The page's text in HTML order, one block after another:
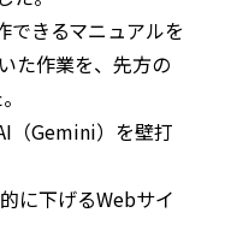
できるマニュアルを
た作業を、先方の
（Gemini）を壁打
に下げるWebサイ